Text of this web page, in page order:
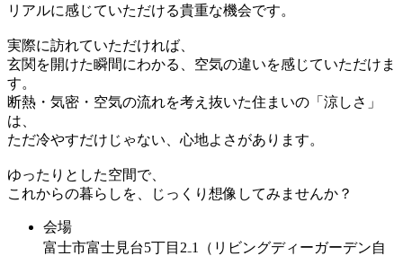
リアルに感じていただける貴重な機会です。
実際に訪れていただければ、
玄関を開けた瞬間にわかる、空気の違いを感じていただけま
す。
断熱・気密・空気の流れを考え抜いた住まいの「涼しさ」
は、
ただ冷やすだけじゃない、心地よさがあります。
ゆったりとした空間で、
これからの暮らしを、じっくり想像してみませんか？
会場
富士市富士見台5丁目2₋1（リビングディーガーデン自